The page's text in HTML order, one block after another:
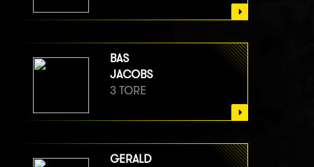
BAS
JACOBS
3 TORE
GERALD